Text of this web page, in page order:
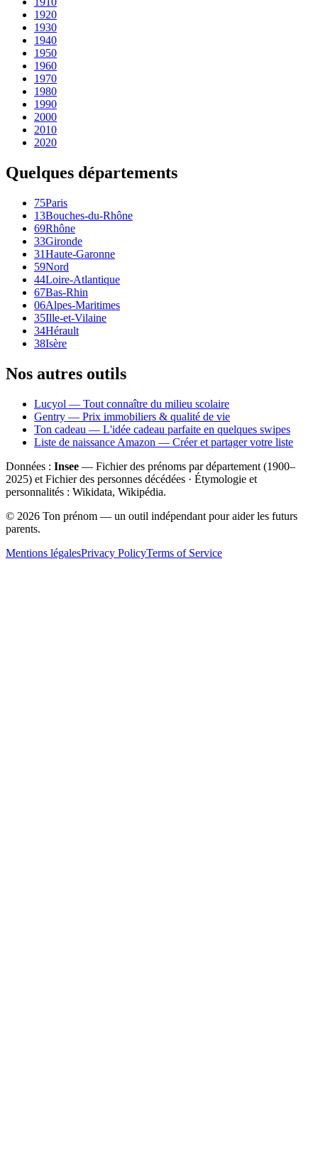
1920
1930
1940
1950
1960
1970
1980
1990
2000
2010
2020
Quelques départements
75Paris
13Bouches-du-Rhône
69Rhône
33Gironde
31Haute-Garonne
59Nord
44Loire-Atlantique
67Bas-Rhin
06Alpes-Maritimes
35Ille-et-Vilaine
34Hérault
38Isère
Nos autres outils
Lucyol — Tout connaître du milieu scolaire
Gentry — Prix immobiliers & qualité de vie
Ton cadeau — L'idée cadeau parfaite en quelques swipes
Liste de naissance Amazon — Créer et partager votre liste
Données : Insee — Fichier des prénoms par département (1900–
2025) et Fichier des personnes décédées · Étymologie et
personnalités : Wikidata, Wikipédia.
© 2026 Ton prénom — un outil indépendant pour aider les futurs
parents.
Mentions légalesPrivacy PolicyTerms of Service